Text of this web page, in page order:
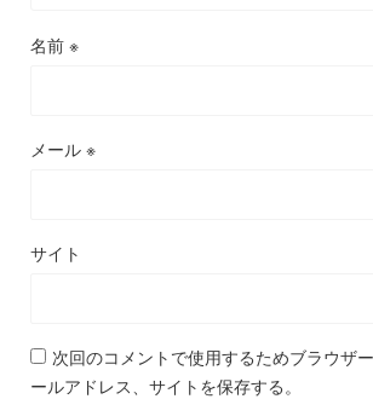
名前 ※
メール ※
サイト
次回のコメントで使用するためブラウザ
ールアドレス、サイトを保存する。